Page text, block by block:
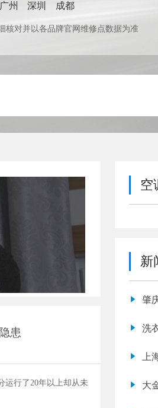
广州 深圳 成都
核对并以各品牌官网维修点数据为准
患
运行了20年以上却从未
空
新
肇
洗
上
大